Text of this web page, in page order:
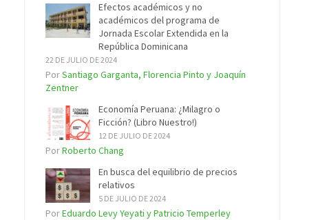
Efectos académicos y no
académicos del programa de
Jornada Escolar Extendida en la
República Dominicana
22 DE JULIO DE 2024
PorSantiago Garganta, Florencia Pinto y Joaquín
Zentner
Economía Peruana: ¿Milagro o
Ficción? (Libro Nuestro!)
12 DE JULIO DE 2024
PorRoberto Chang
En busca del equilibrio de precios
relativos
5 DE JULIO DE 2024
PorEduardo Levy Yeyati y Patricio Temperley